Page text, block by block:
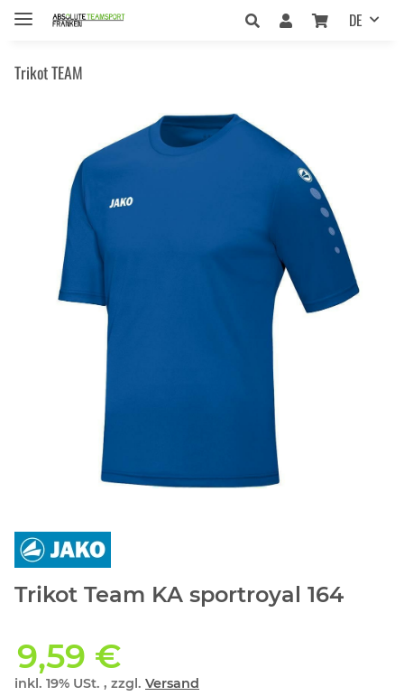
DE
Trikot TEAM
Trikot Team KA sportroyal 164
9,59 €
inkl. 19% USt. , zzgl. Versand